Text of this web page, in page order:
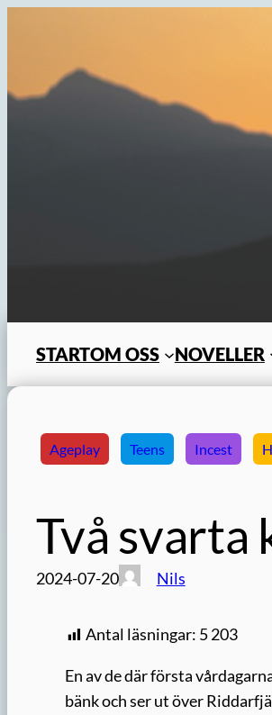
STARTOM OSS NOVELLER
Ageplay Teens Incest
Två
2024-07-20 Nils
Antal läsningar: 5 203
En av de där första
bänk och ser ut över